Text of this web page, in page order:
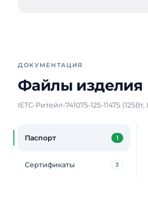
ДОКУМЕНТАЦИЯ
Файлы изделия
IETC-Ритейл-741075-125-11475
Паспорт 1
Сертификаты 3